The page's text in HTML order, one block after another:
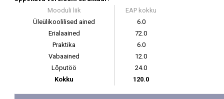
Mooduli liik
EAP kokku
Üleülikoolilised ained
6.0
Erialaained
72.0
Praktika
6.0
Vabaained
12.0
Lõputöö
24.0
Kokku
120.0